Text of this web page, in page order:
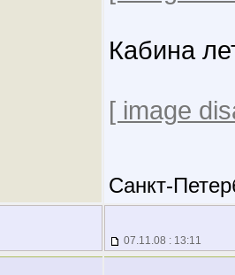
Кабина
[ image
Санкт-
07.11.08 : 13:11